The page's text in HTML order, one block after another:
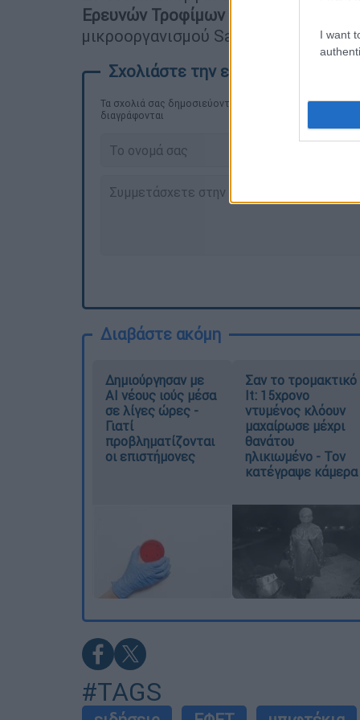
I want
Ερευνών Τροφίμων Θεσσαλονίκης,
μικροοργανισμού Salmonella spp.
Τα σχολιά σας δημοσιεύονται άμεσα με δική σας
διαγράφονται
Διαβάστε ακόμη
Δημιούργησαν με
AI νέους ιούς μέσα
σε λίγες ώρες -
Γιατί
προβληματίζονται
οι επιστήμονες
Σαν το τρομακτικό
It: 15χρονο
ντυμένος κλόουν
μαχαίρωσε μέχρι
θανάτου
ηλικιωμένο - Τον
κατέγραψε κάμερα
#TAGS